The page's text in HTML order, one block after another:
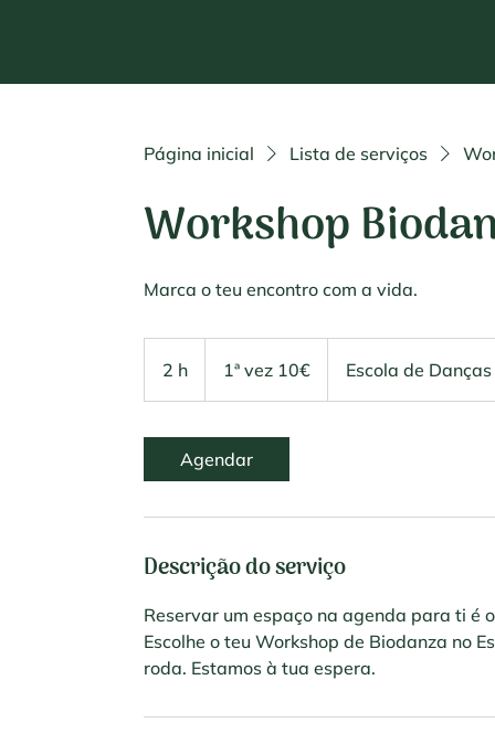
Página inicial Lista de serviços
Workshop
Marca o teu encontro com a vida.
2 h
h
1ª vez 10€ Escola de
Agendar
Descrição do serviço
Reservar um espaço na agenda para ti
Escolhe o teu Workshop de Biodanza no
roda. Estamos à tua espera.